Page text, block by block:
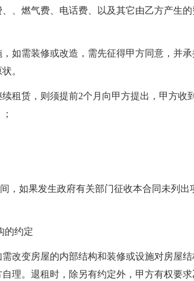
、燃气费、电话费、以及其它由乙方产生
如需装修或改造，需先征得甲方同意，并
。
租赁，则须提前2个月向甲方提出，甲方收
，如果发生政府有关部门征收本合同未列出
的约定
改变房屋的内部结构和装修或设施对房屋
理。退租时，除另有约定外，甲方有权要